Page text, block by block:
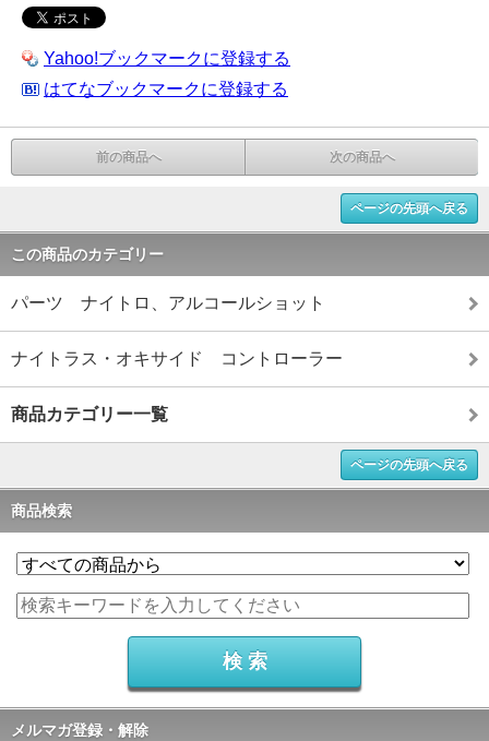
Yahoo!ブックマークに登録する
はてなブックマークに登録する
前の商品へ 次の商品へ
ページの先頭へ戻る
この商品のカテゴリー
パーツ ナイトロ、アルコールショット
ナイトラス・オキサイド コントローラー
商品カテゴリー一覧
ページの先頭へ戻る
商品検索
メルマガ登録・解除